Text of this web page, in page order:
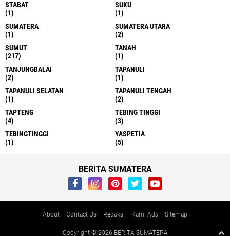
STABAT
(1)
SUKU
(1)
SUMATERA
(1)
SUMATERA UTARA
(2)
SUMUT
(217)
TANAH
(1)
TANJUNGBALAI
(2)
TAPANULI
(1)
TAPANULI SELATAN
(1)
TAPANULI TENGAH
(2)
TAPTENG
(4)
TEBING TINGGI
(3)
TEBINGTINGGI
(1)
YASPETIA
(5)
BERITA SUMATERA
About Contact Us Redaksi Kami Ada Sitemap
Copyright © 2026 BERITA SUMATERA